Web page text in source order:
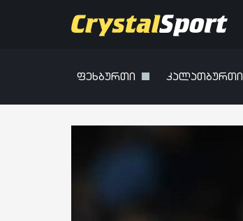
ფეხბურთი კალათბურთი